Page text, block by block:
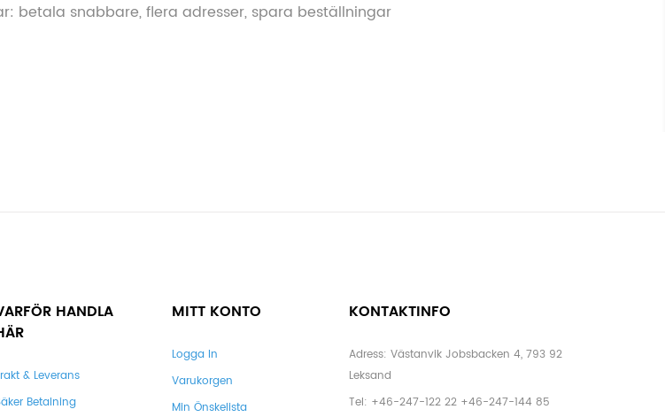
betala snabbare, flera adresser, spara beställningar
HANDLA
& Leverans
Betalning
MITT KONTO
Logga In
Varukorgen
Min Önskelista
KONTAKTINFO
Adress: Västanvik Jobsbacken 4, 793 92
Leksand
Tel: +46-247-122 22 +46-247-144 85